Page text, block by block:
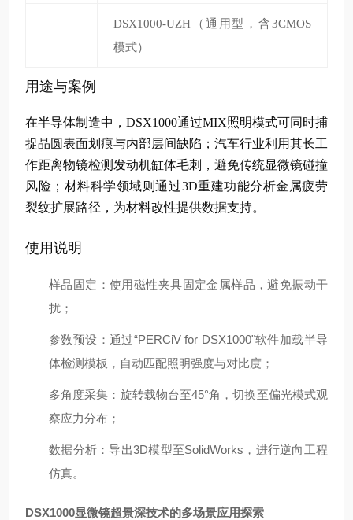
DSX1000-UZH（通用型，含3CMOS
模式）
用途与案例
在半导体制造中，DSX1000通过MIX照明模式可同时捕
捉晶圆表面划痕与内部层间缺陷；汽车行业利用其长工
作距离物镜检测发动机缸体毛刺，避免传统显微镜碰撞
风险；材料科学领域则通过3D重建功能分析金属疲劳
裂纹扩展路径，为材料改性提供数据支持。
使用说明
样品固定 ：使用磁性夹具固定金属样品，避免振动干
扰；
参数预设 ：通过“PERCiV for DSX1000"软件加载半导
体检测模板，自动匹配照明强度与对比度；
多角度采集 ：旋转载物台至45°角，切换至偏光模式观
察应力分布；
数据分析 ：导出3D模型至SolidWorks，进行逆向工程
仿真。
DSX1000显微镜超景深技术的多场景应用探索